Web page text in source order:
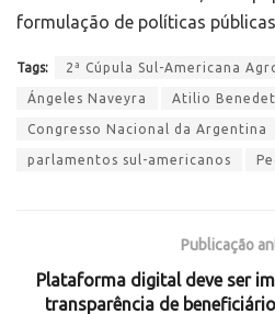
formulação de políticas
Tags: 2ª Cúpula Sul-Americana
Ángeles Naveyra Atilio
Congresso Nacional da Argentina
parlamentos sul-americanos
Publicação
Plataforma digital deve ser
transparência de